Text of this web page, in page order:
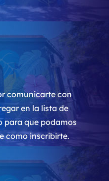
comunicarte con
en la lista de
para que podamos
como inscribirte.